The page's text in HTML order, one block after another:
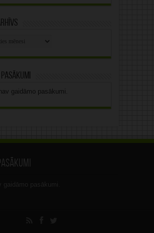
gaidāmo pasākumi.
gaidāmo pasākumi.